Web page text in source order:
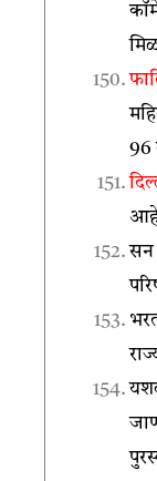
96
सन